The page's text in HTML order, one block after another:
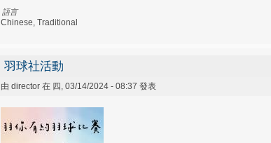
語言
Chinese, Traditional
羽球社活動
由 director在 四, 03/14/2024 - 08:37 發表